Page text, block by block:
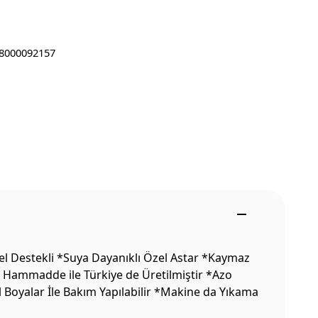
Destekli *Suya Dayanıklı Özel Astar *Kaymaz
Hammadde ile Türkiye de Üretilmiştir *Azo
İle Bakım Yapılabilir *Makine da Yıkama